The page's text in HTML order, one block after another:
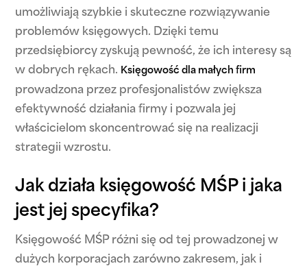
umożliwiają szybkie i skuteczne rozwiązywanie
problemów księgowych. Dzięki temu
przedsiębiorcy zyskują pewność, że ich interesy są
w dobrych rękach. Księgowość dla małych firm
prowadzona przez profesjonalistów zwiększa
efektywność działania firmy i pozwala jej
właścicielom skoncentrować się na realizacji
strategii wzrostu.
Jak działa księgowość MŚP i jaka
jest jej specyfika?
Księgowość MŚP różni się od tej prowadzonej w
dużych korporacjach zarówno zakresem, jak i